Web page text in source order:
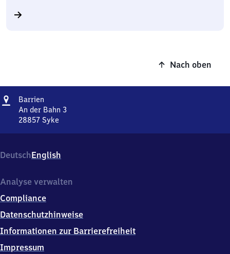
Nach oben
Adresse
Barrien
An der Bahn 3
28857 Syke
der
Bahn
2
8
5
Syke
DeutschEnglish
Analyse verwalten
Compliance
Datenschutzhinweise
Informationen zur Barrierefreiheit
Impressum